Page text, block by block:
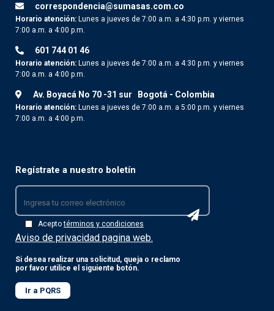
correspondencia@sumasas.com.co
Horario atención: Lunes a jueves de 7:00 a.m. a 4:30 p.m. y viernes
7:00 a.m. a 4:00 p.m.
601 744 01 46
Horario atención: Lunes a jueves de 7:00 a.m. a 4:30 p.m. y viernes
7:00 a.m. a 4:00 p.m.
Av. Boyacá No 70 -31 sur Bogotá - Colombia
Horario atención: Lunes a jueves de 7:00 a.m. a 5:00 p.m. y viernes
7:00 a.m. a 4:00 p.m.
Regístrate a nuestro boletín
Aceptotérminos y condiciones
Aviso de privacidad pagina web.
Si desea realizar una solicitud, queja o reclamo
por favor utilice el siguiente botón.
Ir a PQRS